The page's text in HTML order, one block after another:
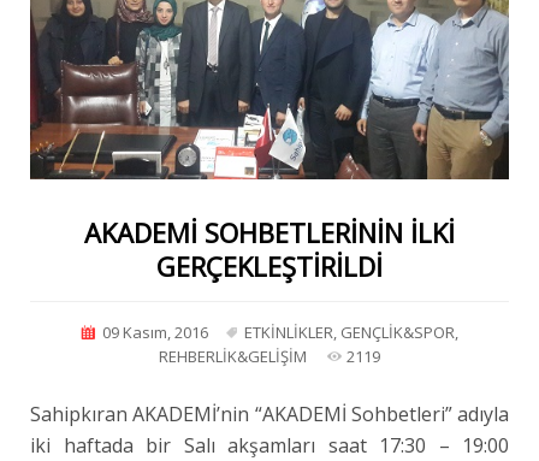
AKADEMİ SOHBETLERİNİN İLKİ
GERÇEKLEŞTİRİLDİ
09 Kasım, 2016 ETKİNLİKLER, GENÇLİK&SPOR,
REHBERLİK&GELİŞİM
2119
Sahipkıran AKADEMİ’nin “AKADEMİ Sohbetleri” adıyla
iki haftada bir Salı akşamları saat 17:30 – 19:00